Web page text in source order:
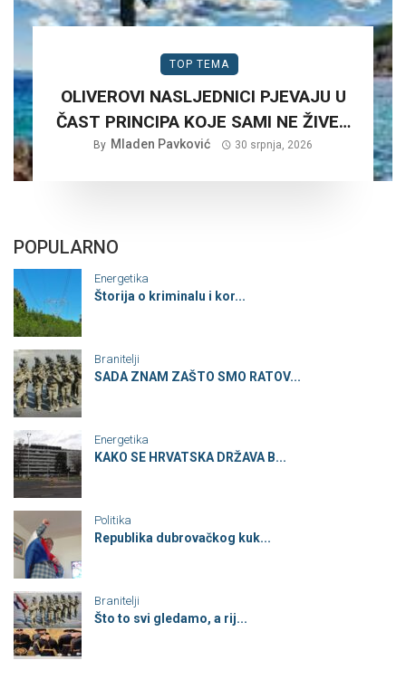
TOP TEMA
OLIVEROVI NASLJEDNICI PJEVAJU U
ČAST PRINCIPA KOJE SAMI NE ŽIVE…
By Mladen Pavković 30 srpnja, 2026
POPULARNO
Energetika
Štorija o kriminalu i kor...
Branitelji
SADA ZNAM ZAŠTO SMO RATOV...
Energetika
KAKO SE HRVATSKA DRŽAVA B...
Politika
Republika dubrovačkog kuk...
Branitelji
Što to svi gledamo, a rij...